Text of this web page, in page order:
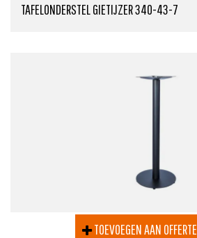
TAFELONDERSTEL GIETIJZER 340-43-7
TOEVOEGEN AAN OFFERTE